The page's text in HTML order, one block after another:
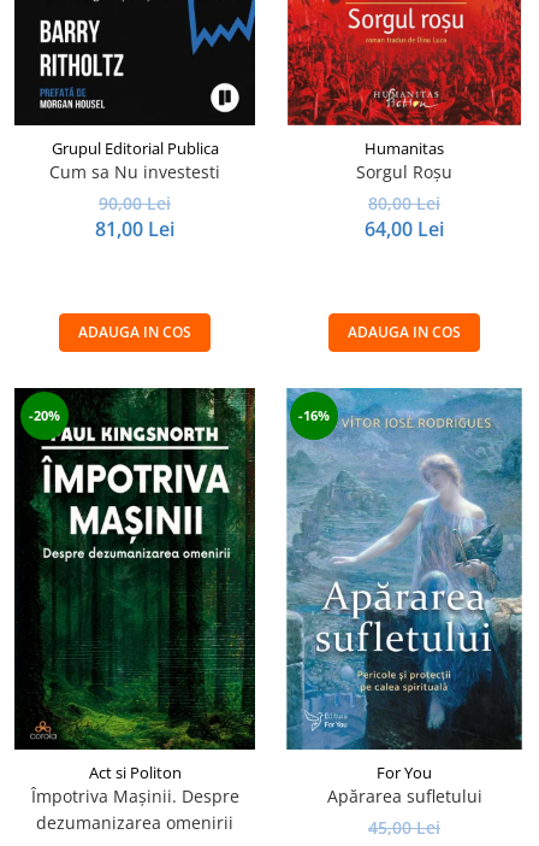
Grupul Editorial Publica
Cum sa Nu investesti
90,00 Lei
81,00 Lei
ADAUGA IN COS
Humanitas
Sorgul Roșu
80,00 Lei
64,00 Lei
ADAUGA IN COS
-20%
Act si Politon
Împotriva Mașinii. Despre
dezumanizarea omenirii
-16%
For You
Apărarea sufletului
45,00 Lei